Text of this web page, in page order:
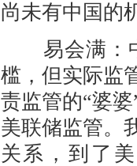
尚未有中国的
易会满：中
槛，但实际监
责监管的“婆
美联储监管。
关系，到了